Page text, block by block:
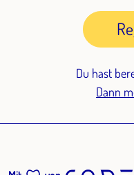
Du hast
Dann